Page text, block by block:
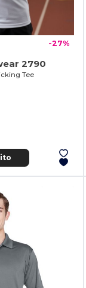
-27%
2790
Tee